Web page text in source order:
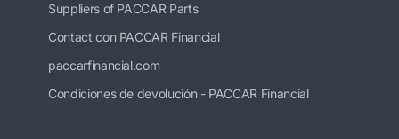
Suppliers of PACCAR Parts
Contact con PACCAR Financial
paccarfinancial.com
Condiciones de devolución - PACCAR Financial